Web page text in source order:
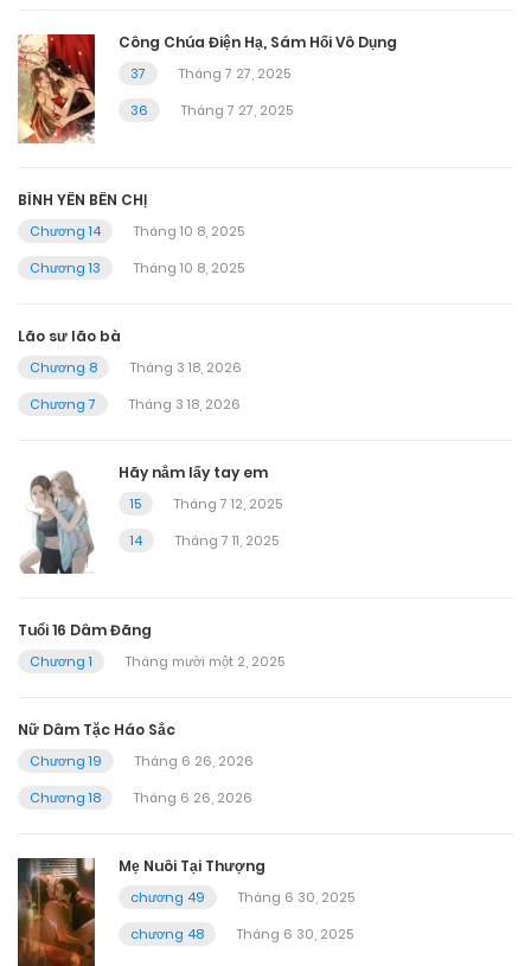
Công Chúa Điện Hạ, Sám Hối Vô Dụng
37
Tháng 7 27, 2025
36
Tháng 7 27, 2025
BÌNH YÊN BÊN CHỊ
Chương 14
Tháng 10 8, 2025
Chương 13
Tháng 10 8, 2025
Lão sư lão bà
Chương 8
Tháng 3 18, 2026
Chương 7
Tháng 3 18, 2026
Hãy nắm lấy tay em
15
Tháng 7 12, 2025
14
Tháng 7 11, 2025
Tuổi 16 Dâm Đãng
Chương 1 Tháng mười một 2, 2025
Nữ Dâm Tặc Háo Sắc
Chương 19
Tháng 6 26, 2026
Chương 18
Tháng 6 26, 2026
Mẹ Nuôi Tại Thượng
chương 49
Tháng 6 30, 2025
chương 48
Tháng 6 30, 2025